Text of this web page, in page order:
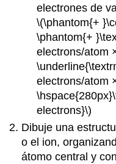
electrones de
\(\phantom{+
\phantom{+
electrons/atom
electrons/atom
electrons}\)
Dibuje una
o el ion,
átomo central y